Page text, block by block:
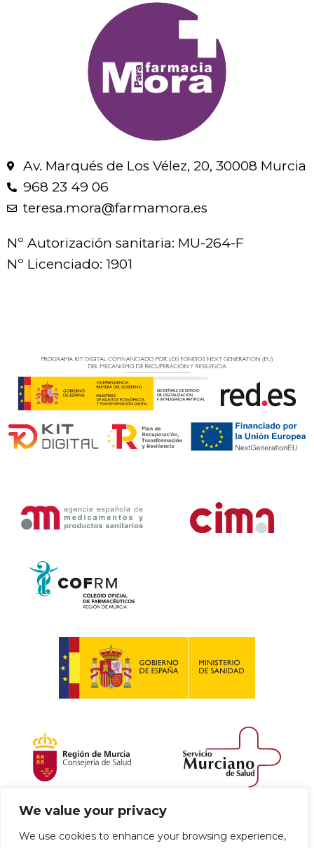
We value your privacy
We use cookies to enhance your browsing experience,
Av. Marqués de Los Vélez, 20, 30008 Murcia
968 23 49 06
teresa.mora@farmamora.es
Nº Autorización sanitaria: MU-264-F
Nº Licenciado: 1901
Política de envío y devoluciones